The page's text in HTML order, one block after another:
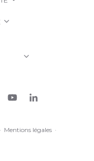
· Mentions légales ·